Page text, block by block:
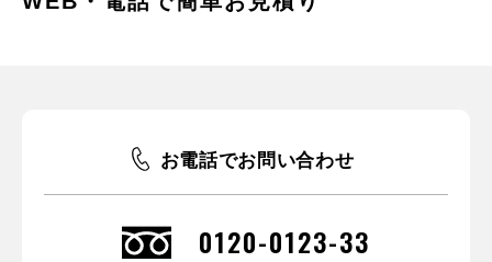
お電話でお問い合わせ
0120-0123-33